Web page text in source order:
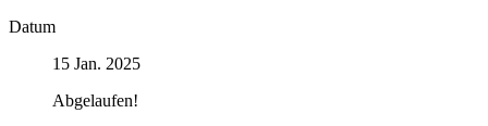
Datum
15 Jan. 2025
Abgelaufen!